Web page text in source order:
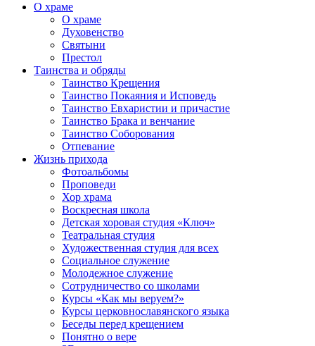
О храме
О храме
Духовенство
Святыни
Престол
Таинства и обряды
Таинство Крещения
Таинство Покаяния и Исповедь
Таинство Евхаристии и причастие
Таинство Брака и венчание
Таинство Соборования
Отпевание
Жизнь прихода
Фотоальбомы
Проповеди
Хор храма
Воскресная школа
Детская хоровая студия «Ключ»
Театральная студия
Х​удожественная студия для всех
Социальное служение
Молодежное служение
Сотрудничество со школами
Курсы «Как мы веруем?»
Курсы церковнославянского языка
Беседы перед крещением
Понятно о вере